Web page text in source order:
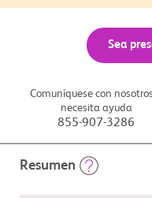
Sea
Comuníquese con
necesita ayuda
855-907-3286
Resumen